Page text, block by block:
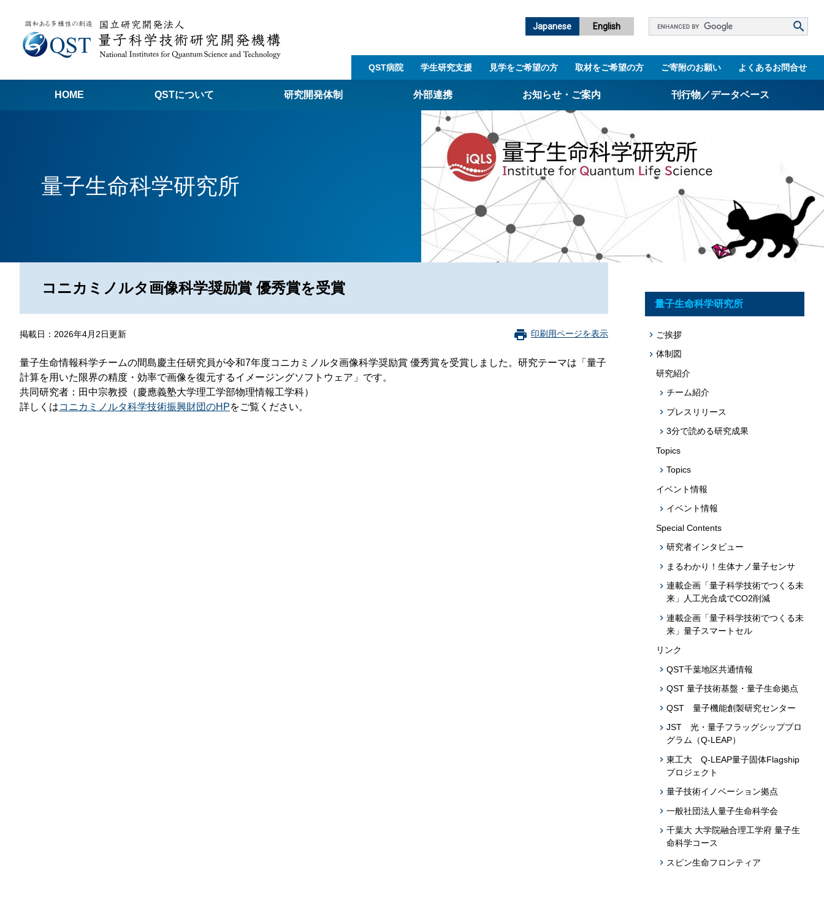
Japanese English
Google
ス
索
QST病院 学生研究支援​ 見学をご希望の方 取材をご希望の方 ご寄附のお願い よくあるお問合せ
HOME QSTについて
量子科学技術でつくる私たちの未来
個人情報関連の情報
利益相反マネジメント規程
研究開発体制
本部
外部連携
アライアンス事業
BRIDGE量子関連施策
お知らせ・ご案内 刊行物／データベース
パンフレット
ニュースレター
設立5周年誌
技術シーズ集／知財マップ
プログラム・データベース成果物一覧
量子生命科学研究所
コニカミノルタ画像科学奨励賞 優秀賞を受賞
掲載日：2026年4月2日更新 印刷用ページを表示
量子生命情報科学チームの間島慶主任研究員が令和7年度コニカミノルタ画像科学奨励賞 優秀賞を受賞しました。研究テーマは「量子
計算を用いた限界の精度・効率で画像を復元するイメージングソフトウェア」です。
共同研究者：田中宗教授（慶應義塾大学理工学部物理情報工学科）
詳しくはコニカミノルタ科学技術振興財団のHPをご覧ください。​
量子生命科学研究所
ご挨拶
体制図
研究紹介
チーム紹介
プレスリリース
3分で読める研究成果
Topics
Topics
イベント情報
イベント情報
Special Contents
研究者インタビュー
まるわかり！生体ナノ量子センサ
連載企画「量子科学技術でつくる未
来」人工光合成でCO2削減
連載企画「量子科学技術でつくる未
来」量子スマートセル
リンク
QST千葉地区共通情報
QST 量子技術基盤・量子生命拠点
QST 量子機能創製研究センター
JST 光・量子フラッグシッププロ
グラム（Q-LEAP）
東工大 Q-LEAP量子固体Flagship
プロジェクト
量子技術イノベーション拠点
一般社団法人量子生命科学会
千葉大 大学院融合理工学府 量子生
命科学コース
スピン生命フロンティア